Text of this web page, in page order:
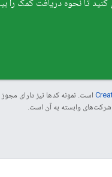
است. نمونه کدها نیز دارای مجوز